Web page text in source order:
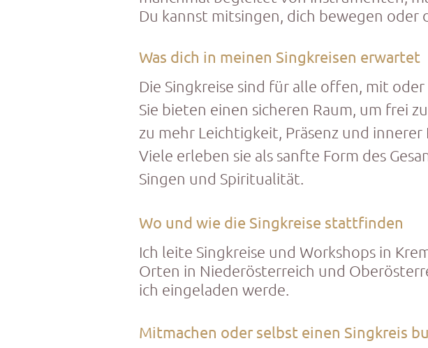
Du kannst mitsingen, dich bewegen oder
Was dich in meinen Singkreisen erwartet
Die Singkreise sind für alle offen, mit oder
Sie bieten einen sicheren Raum, um frei
zu mehr Leichtigkeit, Präsenz und innerer
Viele erleben sie als sanfte Form des
Singen und Spiritualität.
Wo und wie die Singkreise stattfinden
Ich leite Singkreise und Workshops in
Orten in Niederösterreich und
ich eingeladen werde.
Mitmachen oder selbst einen Singkreis